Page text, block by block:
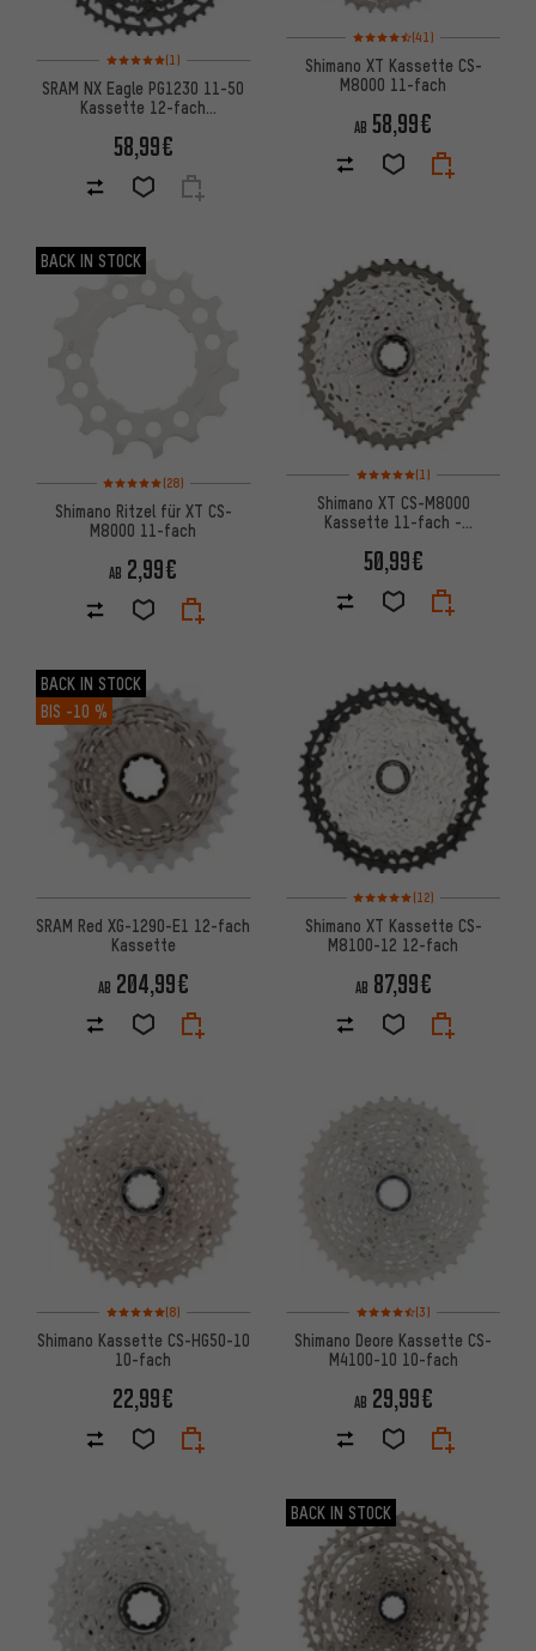
Bewertungen: 5 von 5 basierend auf 1 Bewertungen
(1)
SRAM NX Eagle PG1230 11-50
Kassette 12-fach
58,99€
Bewertungen: 4,5 von 5
(41)
Shimano XT Kassette CS-
M8000 11-fach
AB 58,99€
BACK IN STOCK
Bewertungen: 5 von 5 basierend auf 28 Bewertungen
(28)
Shimano Ritzel für XT CS-
M8000 11-fach
AB 2,99€
Bewertungen: 5 von 5
(1)
Shimano XT CS-M8000
Kassette 11-fach -
50,99€
BACK IN STOCK
BIS -10 %
SRAM Red XG-1290-E1 12-fach
Kassette
AB 204,99€
Bewertungen: 5 von 5
(12)
Shimano XT Kassette CS-
M8100-12 12-fach
AB 87,99€
Bewertungen: 5 von 5 basierend auf 8 Bewertungen
(8)
Shimano Kassette CS-HG50-10
10-fach
22,99€
Bewertungen: 4,5 von 5
(3)
Shimano Deore Kassette CS-
M4100-10 10-fach
AB 29,99€
BACK IN STOCK